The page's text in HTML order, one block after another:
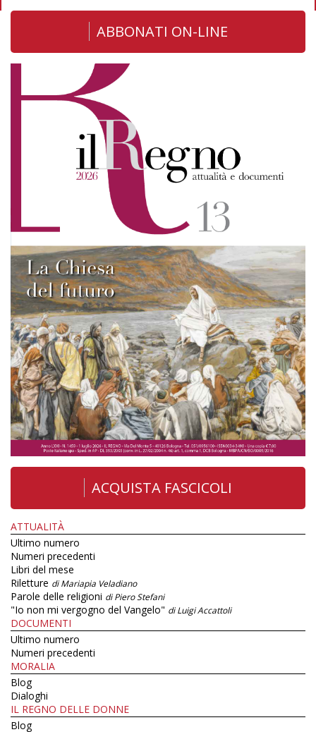
ABBONATI ON-LINE
ACQUISTA FASCICOLI
ATTUALITÀ
Ultimo numero
Numeri precedenti
Libri del mese
Riletture di Mariapia Veladiano
Parole delle religioni di Piero Stefani
"Io non mi vergogno del Vangelo" di Luigi Accattoli
DOCUMENTI
Ultimo numero
Numeri precedenti
MORALIA
Blog
Dialoghi
IL REGNO DELLE DONNE
Blog